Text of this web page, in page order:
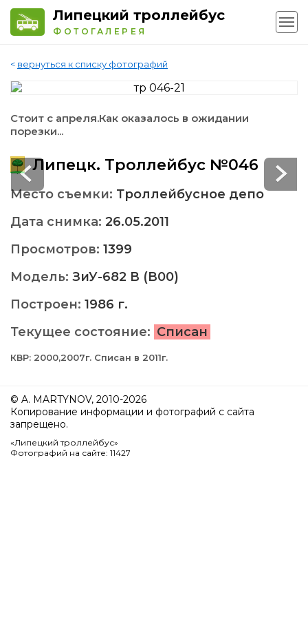
Липецкий троллейбус
ФОТОГАЛЕРЕЯ
< вернуться к списку фотографий
Стоит с апреля.Как оказалось в ожидании
порезки...
Липецк. Троллейбус №046
Место съемки: Троллейбусное депо
Дата снимка: 26.05.2011
Просмотров: 1399
Модель: ЗиУ-682 В (В00)
Построен: 1986 г.
Текущее состояние: Списан
КВР: 2000,2007г. Списан в 2011г.
© A. MARTYNOV, 2010-2026
Копирование информации и фотографий с сайта
запрещено.
«Липецкий троллейбус»
Фотографий на сайте: 11427